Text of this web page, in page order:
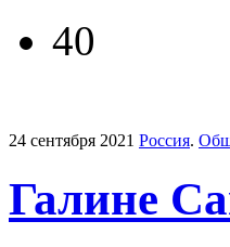
40
24 сентября 2021 Россия.
Галине